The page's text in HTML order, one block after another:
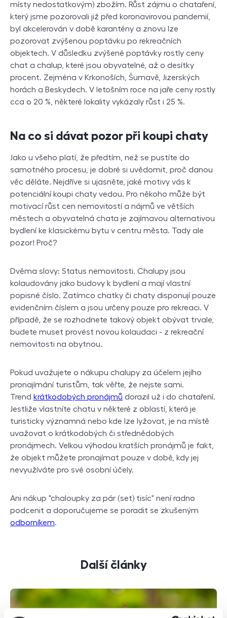
místy nedostatkovým) zbožím. Růst zájmu o chataření,
který jsme pozorovali již před koronavirovou pandemií,
byl akcelerován v době karantény a znovu lze
pozorovat zvýšenou poptávku po rekreačních
objektech. V důsledku zvýšené poptávky rostly ceny
chat a chalup, které jsou obyvatelné, až o desítky
procent. Zejména v Krkonoších, Šumavě, Jizerských
horách a Beskydech. V letošním roce na jaře ceny rostly
cca o 20 %, některé lokality vykázaly růst i 25 %.
Na co si dávat pozor při koupi chaty
Jako u všeho platí, že předtím, než se pustíte do
samotného procesu, je dobré si uvědomit, proč danou
věc děláte. Nejdříve si ujasněte, jaké motivy vás k
potenciální koupi chaty vedou. Pro někoho může být
motivací růst cen nemovitostí a nájmů ve větších
městech a obyvatelná chata je zajímavou alternativou
bydlení ke klasickému bytu v centru města. Tady ale
pozor! Proč?
Dvěma slovy: Status nemovitosti. Chalupy jsou
kolaudovány jako budovy k bydlení a mají vlastní
popisné číslo. Zatímco chatky či chaty disponují pouze
evidenčním číslem a jsou určeny pouze pro rekreaci. V
případě, že se rozhodnete takový objekt obývat trvale,
budete muset provést novou kolaudaci - z rekreační
nemovitosti na obytnou.
Pokud uvažujete o nákupu chalupy za účelem jejího
pronajímání turistům, tak věřte, že nejste sami.
Trend krátkodobých pronájmů dorazil už i do chataření.
Jestliže vlastníte chatu v některé z oblastí, která je
turisticky významná nebo kde lze lyžovat, je na místě
uvažovat o krátkodobých či střednědobých
pronájmech. Velkou výhodou kratších pronájmů je fakt,
že objekt můžete pronajímat pouze v době, kdy jej
nevyužíváte pro své osobní účely.
Ani nákup "chaloupky za pár (set) tisíc" není radno
podcenit a doporučujeme se poradit se zkušeným
odborníkem.
Další články